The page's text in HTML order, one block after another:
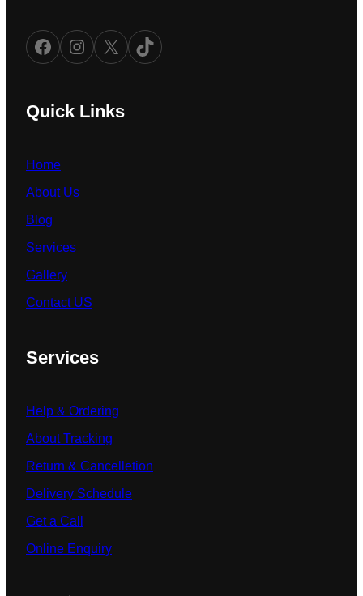
Facebook Instagram X TikTok
Quick Links
Home
About Us
Blog
Services
Gallery
Contact US
Services
Help & Ordering
About Tracking
Return & Cancelletion
Delivery Schedule
Get a Call
Online Enquiry